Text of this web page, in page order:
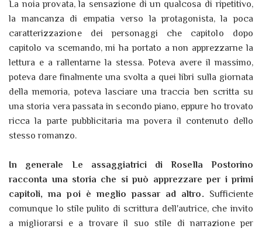
La noia provata, la sensazione di un qualcosa di ripetitivo,
la mancanza di empatia verso la protagonista, la poca
caratterizzazione dei personaggi che capitolo dopo
capitolo va scemando, mi ha portato a non apprezzarne la
lettura e a rallentarne la stessa. Poteva avere il massimo,
poteva dare finalmente una svolta a quei libri sulla giornata
della memoria, poteva lasciare una traccia ben scritta su
una storia vera passata in secondo piano, eppure ho trovato
ricca la parte pubblicitaria ma povera il contenuto dello
stesso romanzo.
In generale Le assaggiatrici di Rosella Postorino
racconta una storia che si può apprezzare per i primi
capitoli, ma poi è meglio passar ad altro. Sufficiente
comunque lo stile pulito di scrittura dell'autrice, che invito
a migliorarsi e a trovare il suo stile di narrazione per